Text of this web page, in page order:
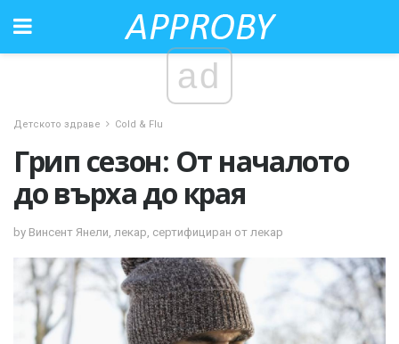
ad
Детското здраве Cold & Flu
Грип сезон: От началото
до върха до края
by Винсент Янели, лекар, сертифициран от лекар